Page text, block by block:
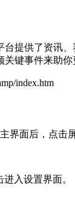
提供了资讯
键事件来助
index.htm
界面后，点击
入设置界面。